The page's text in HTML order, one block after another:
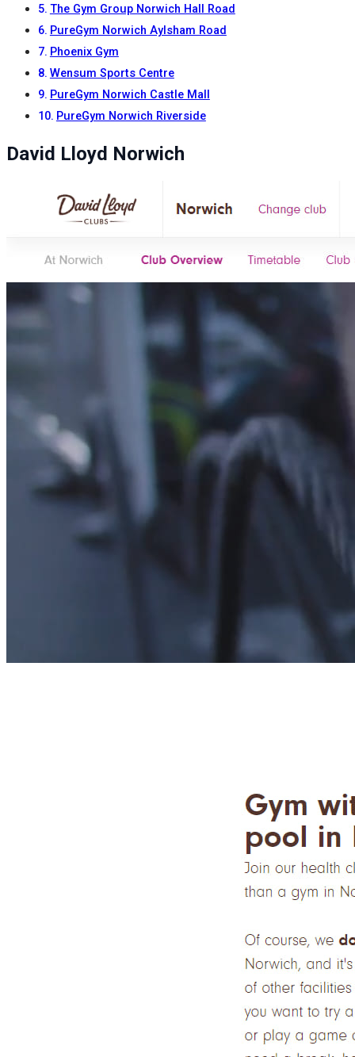
The Gym Group Norwich Hall Road
PureGym Norwich Aylsham Road
Phoenix Gym
Wensum Sports Centre
PureGym Norwich Castle Mall
PureGym Norwich Riverside
David Lloyd Norwich